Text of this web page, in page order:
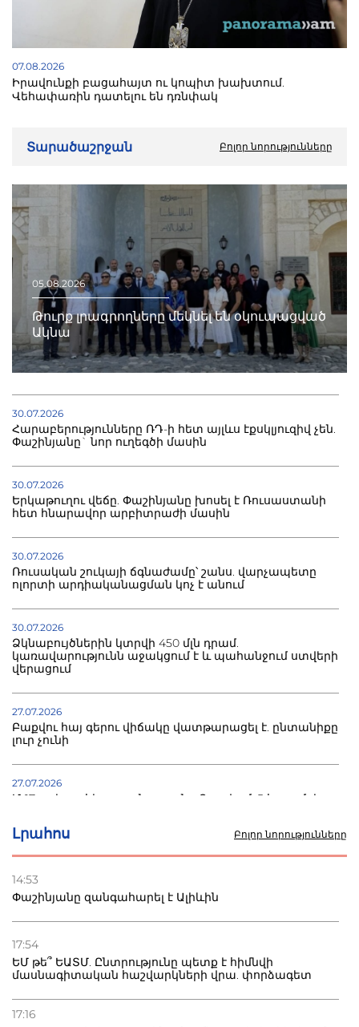
Լրահոս Բոլոր նորությունները
14:53
Փաշինյանը զանգահարել է Ալիևին
17:54
ԵՄ թե՞ ԵԱՏՄ. Ընտրությունը պետք է հիմնվի
մասնագիտական հաշվարկների վրա. փորձագետ
17:16
07.08.2026
Իրավունքի բացահայտ ու կոպիտ խախտում.
Վեհափառին դատելու են դռնփակ
Տարածաշրջան Բոլոր նորությունները
05.08.2026
Թուրք լրագրողները մեկնել են օկուպացված
Ակնա
30.07.2026
Հարաբերությունները ՌԴ-ի հետ այլևս էքսկլյուզիվ չեն.
Փաշինյանը` նոր ուղեգծի մասին
30.07.2026
Երկաթուղու վեճը. Փաշինյանը խոսել է Ռուսաստանի
հետ հնարավոր արբիտրաժի մասին
30.07.2026
Ռուսական շուկայի ճգնաժամը՝ շանս. վարչապետը
ոլորտի արդիականացման կոչ է անում
30.07.2026
Ձկնաբույծներին կտրվի 450 մլն դրամ.
կառավարությունն աջակցում է և պահանջում ստվերի
վերացում
27.07.2026
Բաքվու հայ գերու վիճակը վատթարացել է. ընտանիքը
լուր չունի
27.07.2026
Մ-17 աշխարհի առաջնությունը Բաքվում. 5 հայ ըմբիշ
22.07.2026
տուժածներ կան
21.07.2026
Դատվածություն ունեցող միգրանտներին կարգելվի
բնակվել Ռուսաստանում
20.07.2026
Բաքվի բանտից գեներալ Մանուկյանը դիմել է